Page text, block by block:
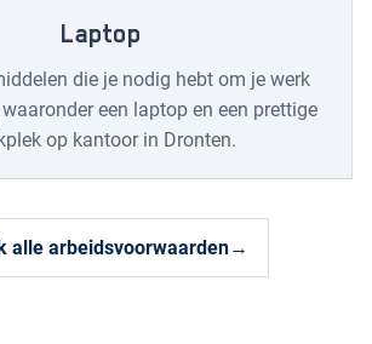
Laptop
die je nodig hebt om je werk
een laptop en een prettige
op kantoor in Dronten.
alle arbeidsvoorwaarden→